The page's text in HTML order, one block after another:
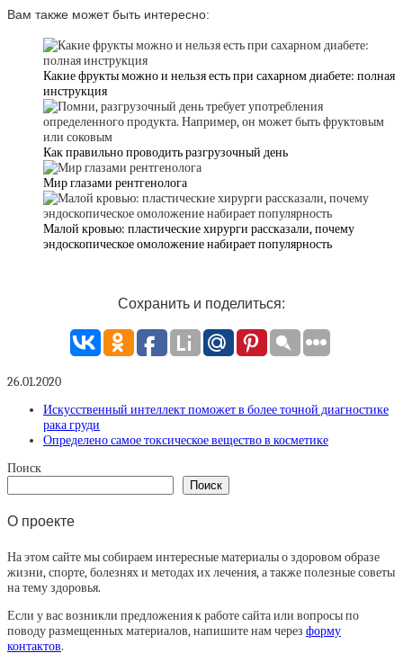
Вам также может быть интересно:
Какие фрукты можно и нельзя есть при сахарном диабете: полная
инструкция
Как правильно проводить разгрузочный день
Мир глазами рентгенолога
Малой кровью: пластические хирурги рассказали, почему
эндоскопическое омоложение набирает популярность
Сохранить и поделиться:
26.01.2020
Искусственный интеллект поможет в более точной диагностике
рака груди
Определено самое токсическое вещество в косметике
Поиск
Поиск
О проекте
На этом сайте мы собираем интересные материалы о здоровом образе
жизни, спорте, болезнях и методах их лечения, а также полезные советы
на тему здоровья.
Если у вас возникли предложения к работе сайта или вопросы по
поводу размещенных материалов, напишите нам через форму
контактов.